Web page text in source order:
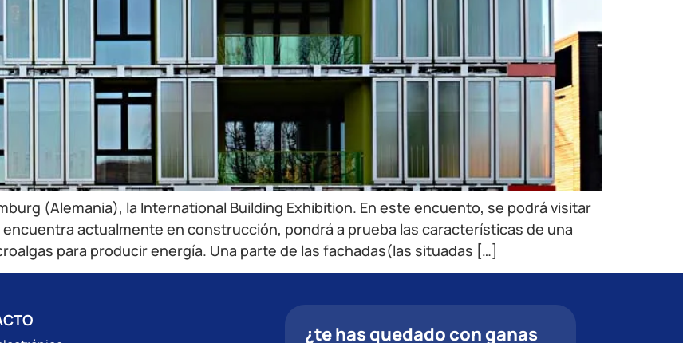
(Alemania), la International Building Exhibition. En este encuento, se podrá visitar
actualmente en construcción, pondrá a prueba las características de una
para producir energía. Una parte de las fachadas(las situadas […]
¿te has quedado con ganas